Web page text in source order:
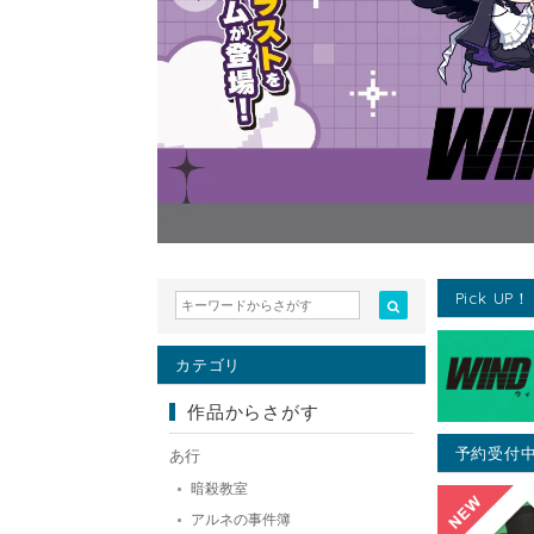
カテゴリ
作品からさがす
あ行
暗殺教室
アルネの事件簿
Pick UP！
予約受付